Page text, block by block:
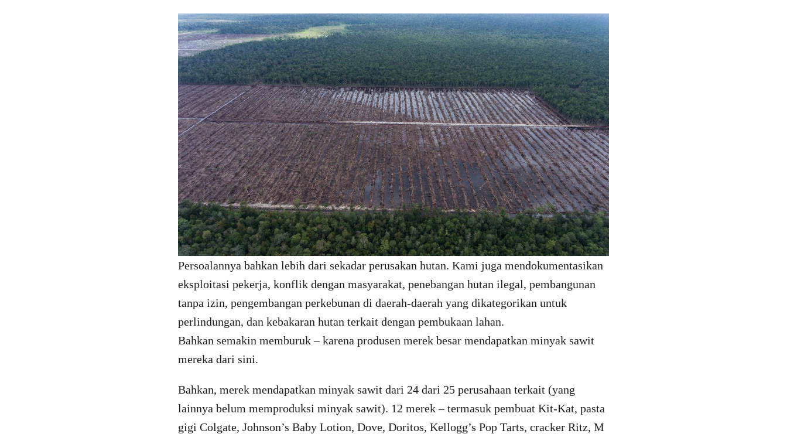
Persoalannya bahkan lebih dari sekadar perusakan hutan. Kami juga mendokumentasikan
eksploitasi pekerja, konflik dengan masyarakat, penebangan hutan ilegal, pembangunan
tanpa izin, pengembangan perkebunan di daerah-daerah yang dikategorikan untuk
perlindungan, dan kebakaran hutan terkait dengan pembukaan lahan.
Bahkan semakin memburuk – karena produsen merek besar mendapatkan minyak sawit
mereka dari sini.
Bahkan, merek mendapatkan minyak sawit dari 24 dari 25 perusahaan terkait (yang
lainnya belum memproduksi minyak sawit). 12 merek – termasuk pembuat Kit-Kat, pasta
gigi Colgate, Johnson’s Baby Lotion, Dove, Doritos, Kellogg’s Pop Tarts, cracker Ritz, M